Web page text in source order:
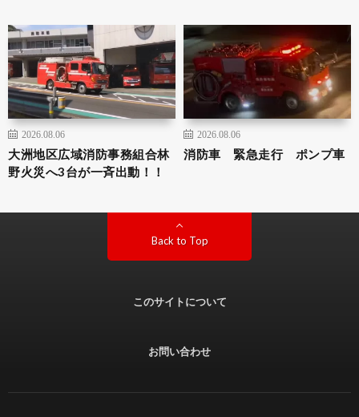
2026.08.06
大洲地区広域消防事務組合林
野火災へ3台が一斉出動！！
2026.08.06
消防車 緊急走行 ポンプ車
Back to Top
このサイトについて
お問い合わせ